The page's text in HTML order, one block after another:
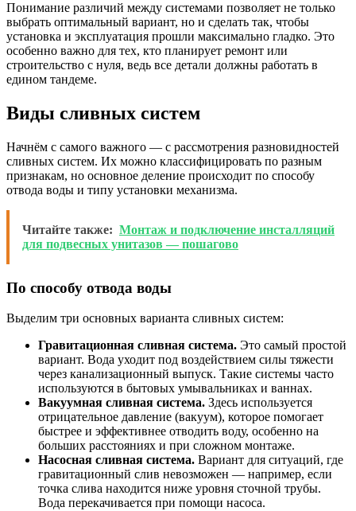
Понимание различий между системами позволяет не только
выбрать оптимальный вариант, но и сделать так, чтобы
установка и эксплуатация прошли максимально гладко. Это
особенно важно для тех, кто планирует ремонт или
строительство с нуля, ведь все детали должны работать в
едином тандеме.
Виды сливных систем
Начнём с самого важного — с рассмотрения разновидностей
сливных систем. Их можно классифицировать по разным
признакам, но основное деление происходит по способу
отвода воды и типу установки механизма.
Читайте также: Монтаж и подключение инсталляций
для подвесных унитазов — пошагово
По способу отвода воды
Выделим три основных варианта сливных систем:
Гравитационная сливная система. Это самый простой
вариант. Вода уходит под воздействием силы тяжести
через канализационный выпуск. Такие системы часто
используются в бытовых умывальниках и ваннах.
Вакуумная сливная система. Здесь используется
отрицательное давление (вакуум), которое помогает
быстрее и эффективнее отводить воду, особенно на
больших расстояниях и при сложном монтаже.
Насосная сливная система. Вариант для ситуаций, где
гравитационный слив невозможен — например, если
точка слива находится ниже уровня сточной трубы.
Вода перекачивается при помощи насоса.